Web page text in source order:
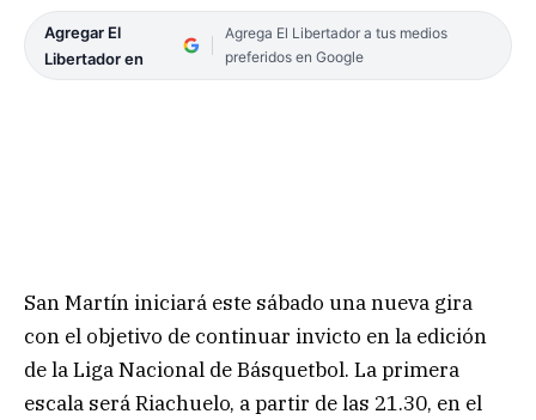
Agregar El
Libertador en
Agrega El Libertador a tus medios
preferidos en Google
San Martín iniciará este sábado una nueva gira
con el objetivo de continuar invicto en la edición
de la Liga Nacional de Básquetbol. La primera
escala será Riachuelo, a partir de las 21.30, en el